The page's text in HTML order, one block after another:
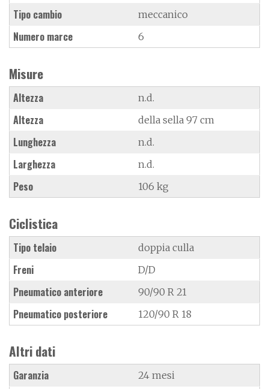
Tipo cambio meccanico
Numero marce 6
Misure
Altezza n.d.
Altezza della sella 97 cm
Lunghezza n.d.
Larghezza n.d.
Peso 106 kg
Ciclistica
Tipo telaio doppia culla
Freni D/D
Pneumatico anteriore 90/90 R 21
Pneumatico posteriore 120/90 R 18
Altri dati
Garanzia 24 mesi